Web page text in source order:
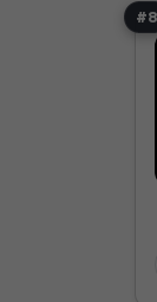
#8